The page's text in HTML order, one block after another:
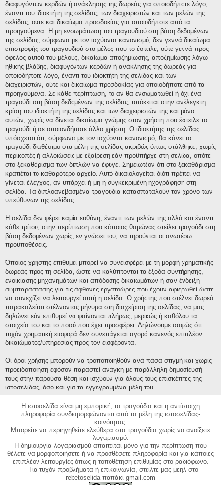
διαφυγόντων κερδών ή ανάκλησης της δωρεάς για οποιοδήποτε λόγο,
έναντι του ιδιοκτήτη της σελίδας, των διαχειριστών και των μελών της
σελίδας, ούτε και δικαίωμα προσδοκίας για οποιοδήποτε από τα
προηγούμενα. Η μη ενσωμάτωση του τραγουδιού στη βάση δεδομένων
της σελίδας, σύμφωνα με τον ισχύοντα κανονισμό, δεν γεννά δικαίωμα
επιστροφής του τραγουδιού στο μέλος που το έστειλε, ούτε γεννά προς
όφελος αυτού του μέλους, δικαίωμα αποζημίωσης, αποζημίωσης λόγω
ηθικής βλάβης, διαφυγόντων κερδών ή ανάκλησης της δωρεάς για
οποιοδήποτε λόγο, έναντι του ιδιοκτήτη της σελίδας και των
διαχειριστών, ούτε και δικαίωμα προσδοκίας για οποιοδήποτε από τα
προηγούμενα. Σε κάθε περίπτωση, το αν θα ενσωματωθεί ή όχι ένα
τραγούδι στη βάση δεδομένων της σελίδας, υπόκειται στην ανέλεγκτη
κρίση του ιδιοκτήτη της σελίδας και των διαχειριστών της και μόνο
αυτών, χωρίς να δίνεται δικαίωμα γνώμης στον χρήστη που έστειλε το
τραγούδι ή σε οποιονδήποτε άλλο χρήστη. Ο ιδιοκτήτης της σελίδας
υπόσχεται ότι, σύμφωνα με τον ισχύοντα κανονισμό, θα κάνει το
τραγούδι διαθέσιμο στα μέλη της σελίδας ακριβώς όπως στάλθηκε, χωρίς
περικοπές ή αλλοιώσεις με εξαίρεση εάν προϋπήρχε στη σελίδα, οπότε
στο ξεκαθάρισμα των διπλών να έφυγε. Σημειωτέον ότι στο ξεκαθάρισμα
κρατιέται το καθαρότερο αρχείο. Αυτό δικαιολογείται διότι πρέπει να
γίνεται έλεγχος, αν υπάρχει ή μη η συγκεκριμένη ηχογράφηση στη
σελίδα. Τα διπλοανεβασμένα τραγούδια κατασπαταλούν τον χρόνο των
υπεύθυνων της σελίδας.
Η σελίδα δεν φέρει καμία ευθύνη, έναντι των μελών της αλλά και έναντι
κάθε τρίτου, στην περίπτωση που κάποιος θαμώνας στείλει τραγούδι στη
βάση δεδομένων χωρίς, εν γνώσει του, να τηρούνται οι ανωτέρω
προϋποθέσεις.
Όποιος χρήστης επιθυμεί μπορεί να συνεισφέρει με τη μορφή χρηματικής
δωρεάς προς τη σελίδα, ώστε να καλύπτονται τα έξοδα συντήρησης,
ενοικίασης μηχανημάτων και απόδοσης δικαιωμάτων ή σαν ένδειξη
συμπαράστασης για τις άφθονες εργατοώρες που έχουν αφιερωθεί ώστε
να συνεχίζει να λειτουργεί αυτή η σελίδα. Ο χρήστης που στέλνει δωρεά
παρακαλείται στέλνοντας μήνυμα στη διαχείριση της σελίδας, να μας
δηλώνει εάν επιθυμεί να φαίνονται πλήρως, μερικώς ή καθόλου τα
στοιχεία του και το ποσό που έχει προσφέρει. Δηλώνουμε σαφώς ότι
τυχόν χρηματική εισφορά δεν συνεπάγεται αγορά κανενός επιπλέον
δικαιώματος/υπηρεσίας προς τον εισφέροντα.
Οι όροι χρήσης μπορούν να τροποποιηθούν ανά πάσα στιγμή και χωρίς
προειδοποίηση εφόσον παραστεί ανάγκη με παράλληλη δημοσίευσή
τους στην παρούσα θέση και ισχύουν για όλους τους επισκέπτες της
ιστοσελίδας, όσο και για τα εγγεγραμμένα μέλη του.
Η ιστοσελίδα είναι μη εμπορική, τα τραγούδια και η αντίστοιχη
πληροφορία συνδιαμορφώνονται από τα μέλη της ιστοσελίδας-
κοινότητας.
Μπορείτε να περιηγηθείτε ελεύθερα στα τραγούδια χωρίς να ανοίξετε
λογαριασμό.
Η δημιουργία λογαριασμού απαιτείται μόνο για την περίπτωση που
θέλετε να μορφοποιήσετε ή να προσθέσετε πληροφορία και για κάποιες
επιπλέον λειτουργίες όπως η τοποθέτηση επιθυμίας στο ραδιόφωνο.
Για τυχόν προβλήματα ή επικοινωνία, στείλτε μας μεηλ στο
rebetoselida παπάκι gmail.com